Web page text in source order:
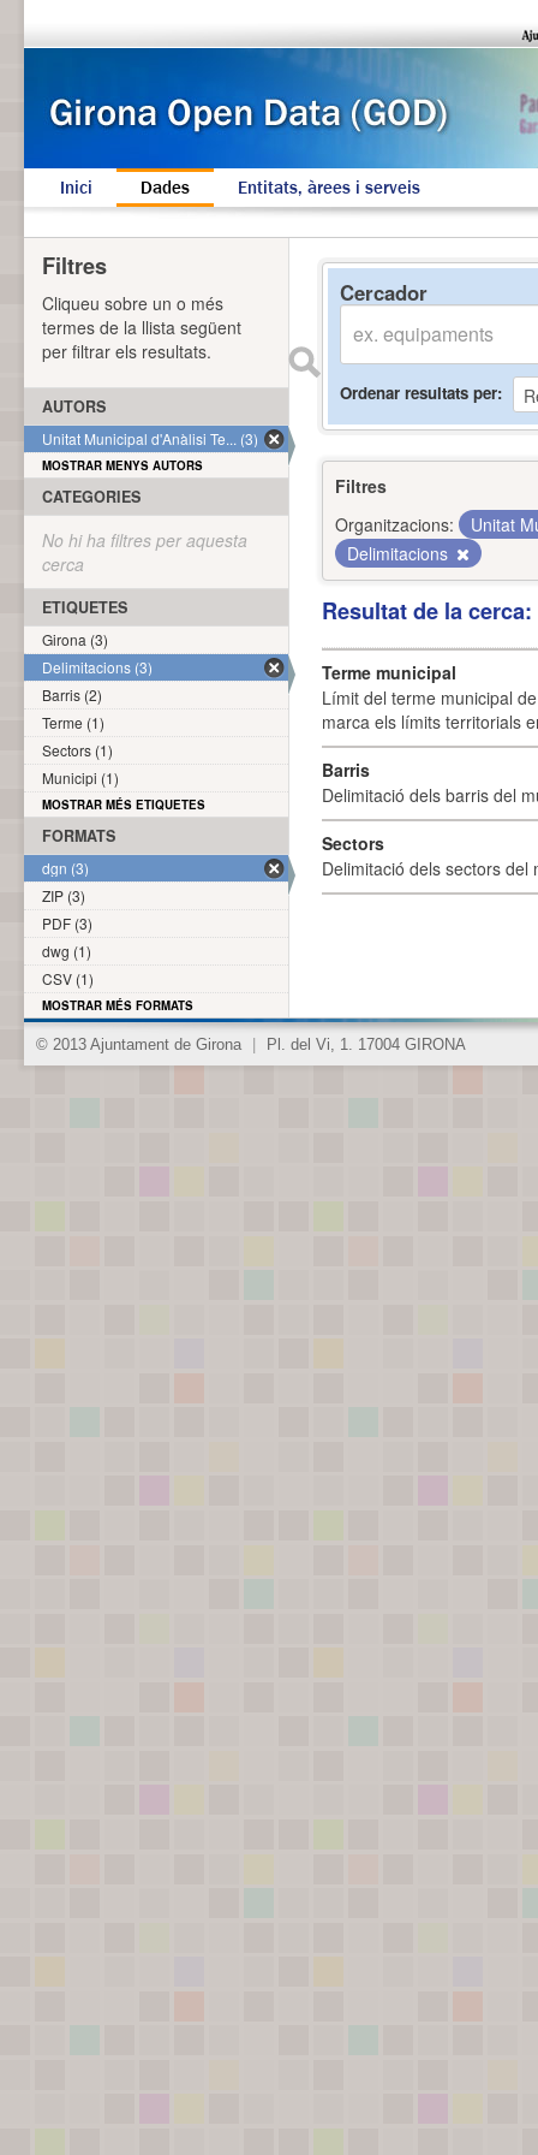
Inici Dades Entitats, àrees i serveis
Cercador
Ordenar resultats per
Filtres
Organitzacions:
Unitat
Delimitacions
Resultat de la
Terme municipal
Límit del terme municipal
marca els límits territorials
Barris
Delimitació dels barris del
Sectors
Delimitació dels sectors del
Filtres
Cliqueu sobre un o més
termes de la llista següent
per filtrar els resultats.
AUTORS
Unitat Municipal d'Anàlisi Te... (3)
MOSTRAR MENYS AUTORS
CATEGORIES
No hi ha filtres per aquesta
cerca
ETIQUETES
Girona (3)
Delimitacions (3)
Barris (2)
Terme (1)
Sectors (1)
Municipi (1)
MOSTRAR MÉS ETIQUETES
FORMATS
dgn (3)
ZIP (3)
PDF (3)
dwg (1)
CSV (1)
MOSTRAR MÉS FORMATS
© 2013 Ajuntament de Girona Pl. del Vi, 1. 17004 GIRONA